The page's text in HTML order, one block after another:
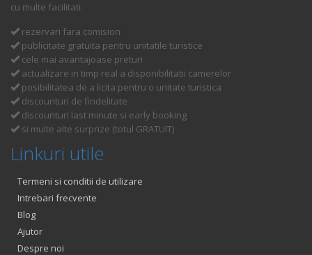
cu multe facilitati:
rezervari fara comision
publicitate gratuita pentru unitatile turistice
cele mai avantajoase preturi
actualizare in timp real a disponibilitatii camerelor
posibilitatea de a licita pentru o unitate turistica
discounturi de findelitate
discounturi last minute si early booking
si multe alte surprize (totul GRATUIT)
Linkuri utile
Termeni si conditii de utilizare
Intrebari frecvente
Blog
Ajutor
Despre noi